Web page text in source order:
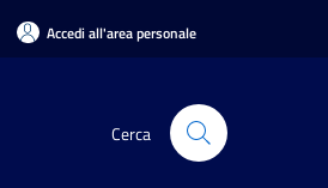
Accedi all'area personale
Cerca